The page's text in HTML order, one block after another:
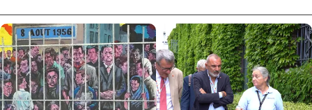
Emilia-
Romagna
Friuli
Venezia
Giulia
Lazio